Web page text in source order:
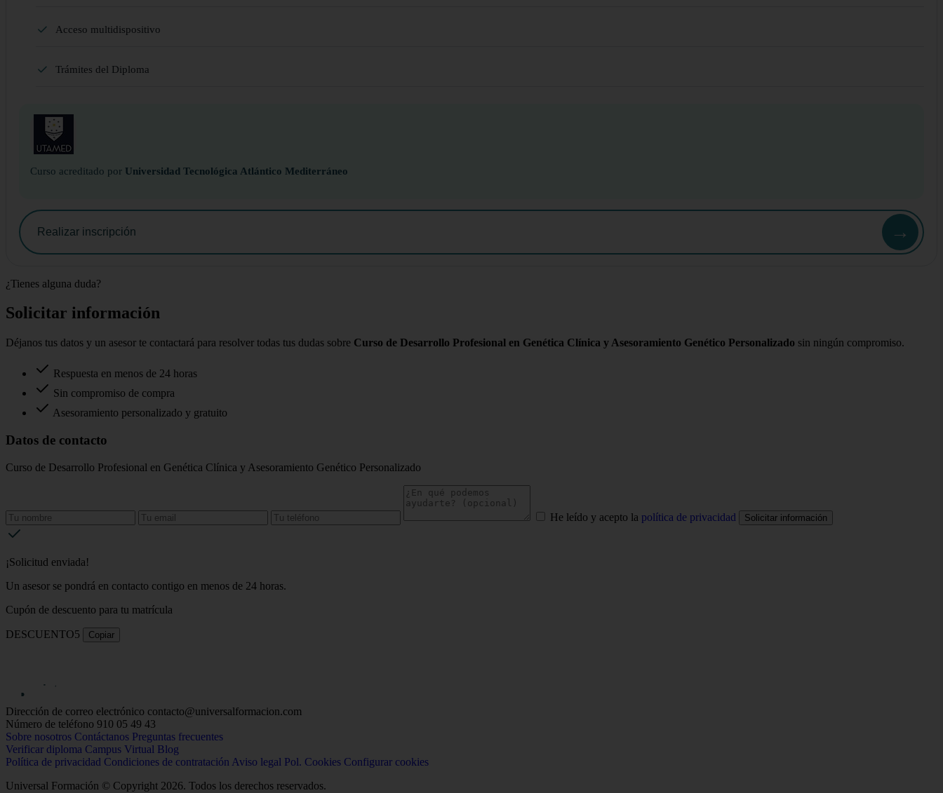
Acceso multidispositivo
Trámites del Diploma
Curso acreditado por Universidad Tecnológica Atlántico Mediterráneo
Realizar inscripción →
¿Tienes alguna duda?
Solicitar información
Déjanos tus datos y un asesor te contactará para resolver todas tus dudas sobre Curso de Desarrollo Profesional en Genética Clínica y Asesoramiento Genético Personalizado sin ningún compromiso.
Respuesta en menos de 24 horas
Sin compromiso de compra
Asesoramiento personalizado y gratuito
Datos de contacto
Curso de Desarrollo Profesional en Genética Clínica y Asesoramiento Genético Personalizado
He leído y acepto la política de privacidad Solicitar información
¡Solicitud enviada!
Un asesor se pondrá en contacto contigo en menos de 24 horas.
Cupón de descuento para tu matrícula
DESCUENTO5 Copiar
Dirección de correo electrónico contacto@universalformacion.com
Número de teléfono 910 05 49 43
Sobre nosotros Contáctanos Preguntas frecuentes
Verificar diploma Campus Virtual Blog
Política de privacidad Condiciones de contratación Aviso legal Pol. Cookies Configurar cookies
Universal Formación © Copyright 2026. Todos los derechos reservados.